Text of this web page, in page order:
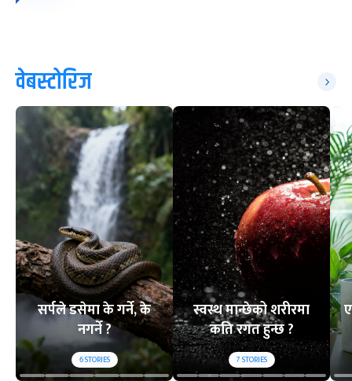
वेबस्टोरिज
सर्पले डसेमा के गर्ने, के
नगर्ने ?
6STORIES
स्वस्थ मान्छेको शरीरमा
कति रगत हुन्छ ?
7STORIES